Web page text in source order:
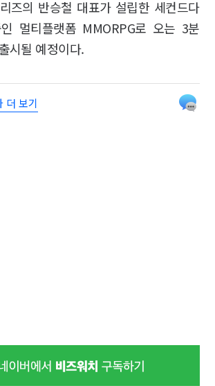
즈의 반승철 대표가 설립한 세컨드다
멀티플랫폼 MMORPG로 오는 3분
시될 예정이다.
더 보기